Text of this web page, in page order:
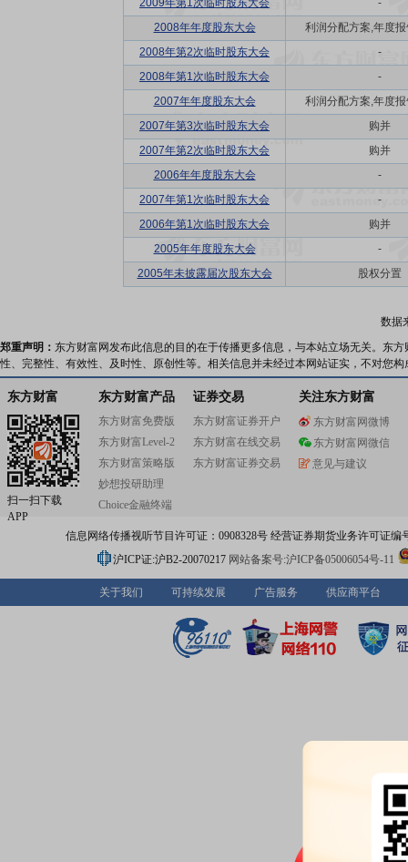
2009年第1次临时股东大会
-
2008年年度股东大会
利润分配方案,年度
2008年第2次临时股东大会
-
2008年第1次临时股东大会
-
2007年年度股东大会
利润分配方案,年度
2007年第3次临时股东大会
购并
2007年第2次临时股东大会
购并
2006年年度股东大会
-
2007年第1次临时股东大会
-
2006年第1次临时股东大会
购并
2005年年度股东大会
-
2005年未披露届次股东大会
股权分置
数据
郑重声明： 东方财富网发布此信息的目的在于传播更多信息，与本站立场无关。东
性、完整性、有效性、及时性、原创性等。相关信息并未经过本网站证实，不对您
东方财富
扫一扫下载
APP
东方财富产品
东方财富免费版
东方财富Level-2
东方财富策略版
妙想投研助理
Choice金融终端
证券交易
东方财富证券开户
东方财富在线交易
东方财富证券交易
关注东方财富
东方财富网微博
东方财富网微信
意见与建议
信息网络传播视听节目许可证：0908328号 经营证券期货业务许可证编
沪ICP证:沪B2-20070217 网站备案号:沪ICP备05006054号-11
关于我们 可持续发展 广告服务 供应商平台